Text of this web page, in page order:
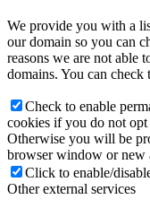
We provide you with a
our domain so you can
reasons we are not able
domains. You can check
Check to enable
cookies if you do not opt
Otherwise you will be
browser window or new
Click to enable/
Other external services